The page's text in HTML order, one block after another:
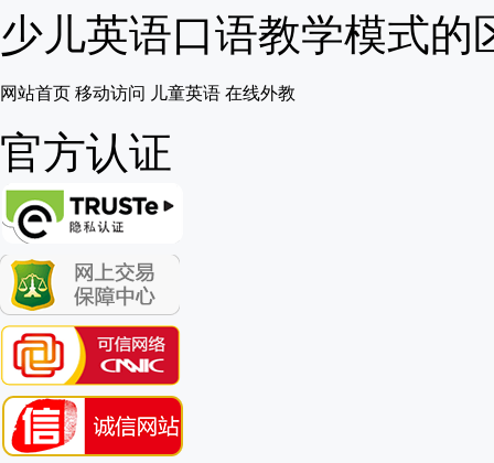
少儿英语口语教学模式的
网站首页 移动访问 儿童英语 在线外教
官方认证